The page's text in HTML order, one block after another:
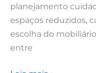
planejamento
espaços reduzidos,
escolha do
entre